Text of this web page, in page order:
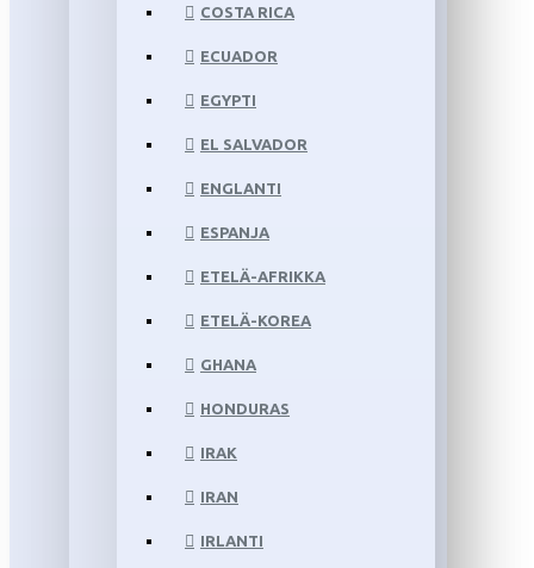
COSTA RICA
ECUADOR
EGYPTI
EL SALVADOR
ENGLANTI
ESPANJA
ETELÄ-AFRIKKA
ETELÄ-KOREA
GHANA
HONDURAS
IRAK
IRAN
IRLANTI